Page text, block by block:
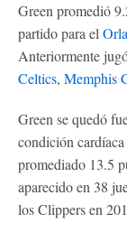
Green promedió
partido para el
Anteriormente
Celtics, Memphis
Green se quedó
condición
promediado 13.5
aparecido en 38
los Clippers en